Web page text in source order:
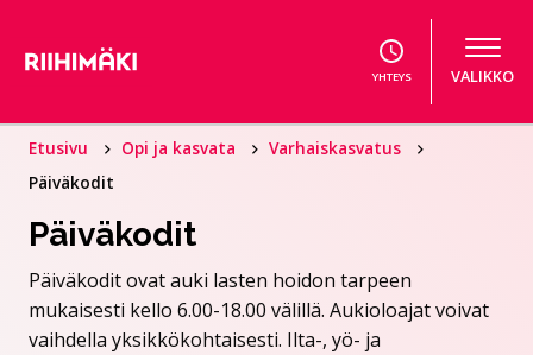
YHTEYS VALIKKO
Etusivu Opi ja kasvata
Varhaiskasvatus
Päiväkodit
Päiväkodit
Päiväkodit ovat auki lasten hoidon tarpeen
mukaisesti kello 6.00-18.00 välillä. Aukioloajat voivat
vaihdella yksikkökohtaisesti. Ilta-, yö- ja